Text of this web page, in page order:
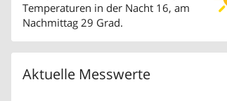
Temperaturen in der Nacht 16, am
Nachmittag 29 Grad.
Aktuelle Messwerte